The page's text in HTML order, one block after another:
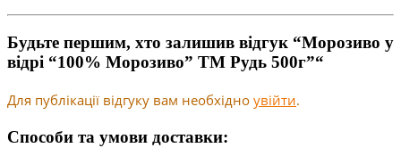
Будьте першим, хто залишив відгук “Морозиво у
відрі “100% Морозиво” ТМ Рудь 500г”“
Для публікації відгуку вам необхідно увійти.
Способи та умови доставки: